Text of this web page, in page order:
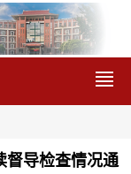
督导检查情况通